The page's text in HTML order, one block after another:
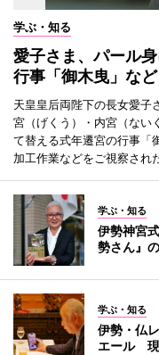
学ぶ・知る
愛子さま、パール
行事「御木曳」な
天皇皇后両陛下の長女愛子
宮（げくう）・内宮（ない
て替える式年遷宮の行事「
加工作業などをご視察され
学ぶ・知る
伊勢神宮
勢さん』
学ぶ・知る
伊勢・仏
エール